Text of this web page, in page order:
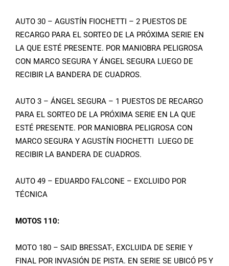
AUTO 30 – AGUSTÍN FIOCHETTI – 2 PUESTOS DE
RECARGO PARA EL SORTEO DE LA PRÓXIMA SERIE EN
LA QUE ESTÉ PRESENTE. POR MANIOBRA PELIGROSA
CON MARCO SEGURA Y ÁNGEL SEGURA LUEGO DE
RECIBIR LA BANDERA DE CUADROS.
AUTO 3 – ÁNGEL SEGURA – 1 PUESTOS DE RECARGO
PARA EL SORTEO DE LA PRÓXIMA SERIE EN LA QUE
ESTÉ PRESENTE. POR MANIOBRA PELIGROSA CON
MARCO SEGURA Y AGUSTÍN FIOCHETTI LUEGO DE
RECIBIR LA BANDERA DE CUADROS.
AUTO 49 – EDUARDO FALCONE – EXCLUIDO POR
TÉCNICA
MOTOS 110:
MOTO 180 – SAID BRESSAT-, EXCLUIDA DE SERIE Y
FINAL POR INVASIÓN DE PISTA. EN SERIE SE UBICÓ P5 Y